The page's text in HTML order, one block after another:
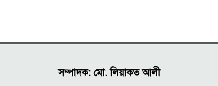
সম্পাদক: মো. লিয়াকত আলী